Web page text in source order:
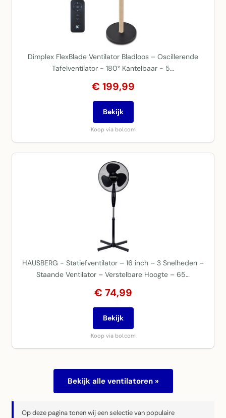
Dimplex FlexBlade Ventilator Bladloos – Oscillerende
Tafelventilator - 180° Kantelbaar - 5…
€ 199,99
Bekijk
Koop via bol.com
HAUSBERG - Statiefventilator – 16 inch – 3 Snelheden –
Staande Ventilator – Verstelbare Hoogte – 65…
€ 74,99
Bekijk
Koop via bol.com
Bekijk alle ventilatoren »
Op deze pagina tonen wij een selectie van populaire